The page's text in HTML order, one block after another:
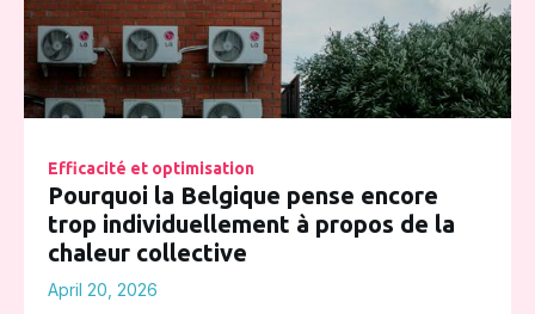
Efficacité et optimisation
Pourquoi la Belgique pense encore
trop individuellement à propos de la
chaleur collective
April 20, 2026